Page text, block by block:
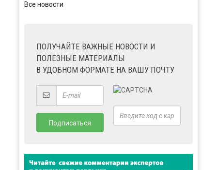
Все новости
ПОЛУЧАЙТЕ ВАЖНЫЕ НОВОСТИ И
ПОЛЕЗНЫЕ МАТЕРИАЛЫ
В УДОБНОМ ФОРМАТЕ НА ВАШУ ПОЧТУ